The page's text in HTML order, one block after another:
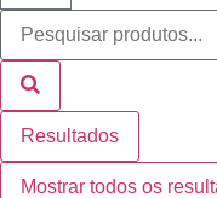
Resultados
Mostrar todos os